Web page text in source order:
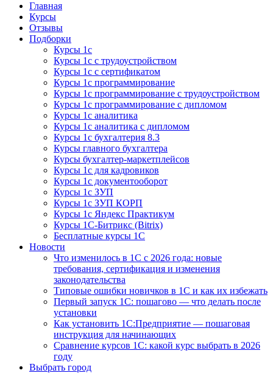
Курсы 1С
Курсы 1С официальная сертификация
Главная
Курсы
Отзывы
Подборки
Курсы 1с
Курсы 1с с трудоустройством
Курсы 1с с сертификатом
Курсы 1с программирование
Курсы 1с программирование с трудоустройством
Курсы 1с программирование с дипломом
Курсы 1с аналитика
Курсы 1с аналитика с дипломом
Курсы 1с бухгалтерия 8.3
Курсы главного бухгалтера
Курсы бухгалтер-маркетплейсов
Курсы 1с для кадровиков
Курсы 1с документооборот
Курсы 1с ЗУП
Курсы 1с ЗУП КОРП
Курсы 1с Яндекс Практикум
Курсы 1С-Битрикс (Bitrix)
Бесплатные курсы 1С
Новости
Что изменилось в 1С с 2026 года: новые
требования, сертификация и изменения
законодательства
Типовые ошибки новичков в 1С и как их избежать
Первый запуск 1С: пошагово — что делать после
установки
Как установить 1С:Предприятие — пошаговая
инструкция для начинающих
Сравнение курсов 1С: какой курс выбрать в 2026
году
Выбрать город